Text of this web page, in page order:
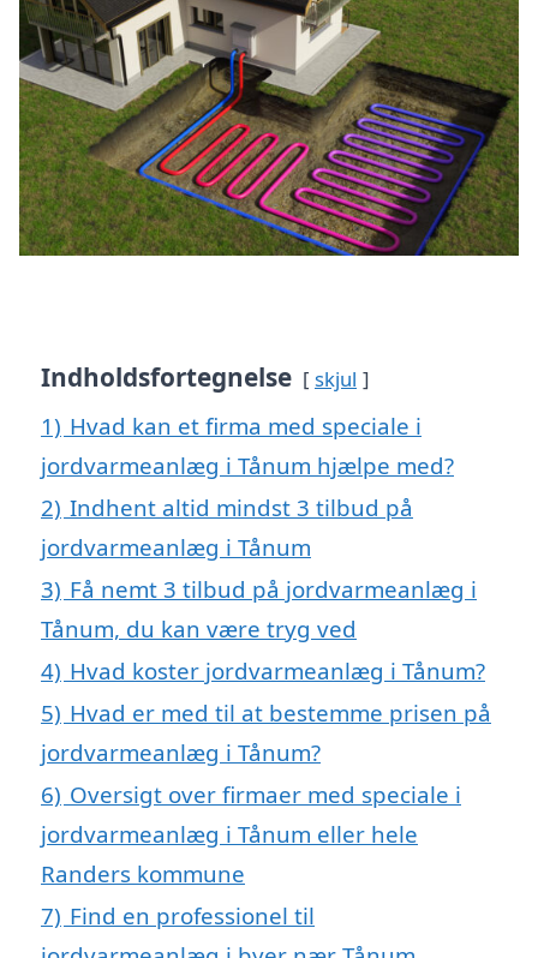
Indholdsfortegnelse skjul
1) Hvad kan et firma med speciale i
jordvarmeanlæg i Tånum hjælpe med?
2) Indhent altid mindst 3 tilbud på
jordvarmeanlæg i Tånum
3) Få nemt 3 tilbud på jordvarmeanlæg i
Tånum, du kan være tryg ved
4) Hvad koster jordvarmeanlæg i Tånum?
5) Hvad er med til at bestemme prisen på
jordvarmeanlæg i Tånum?
6) Oversigt over firmaer med speciale i
jordvarmeanlæg i Tånum eller hele
Randers kommune
7) Find en professionel til